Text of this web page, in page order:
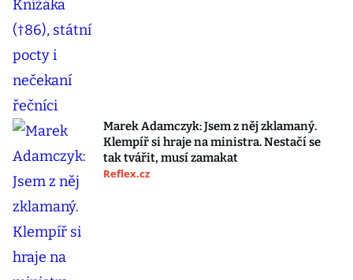
Marek Adamczyk: Jsem z něj zklamaný.
Klempíř si hraje na ministra. Nestačí se
tak tvářit, musí zamakat
Reflex.cz